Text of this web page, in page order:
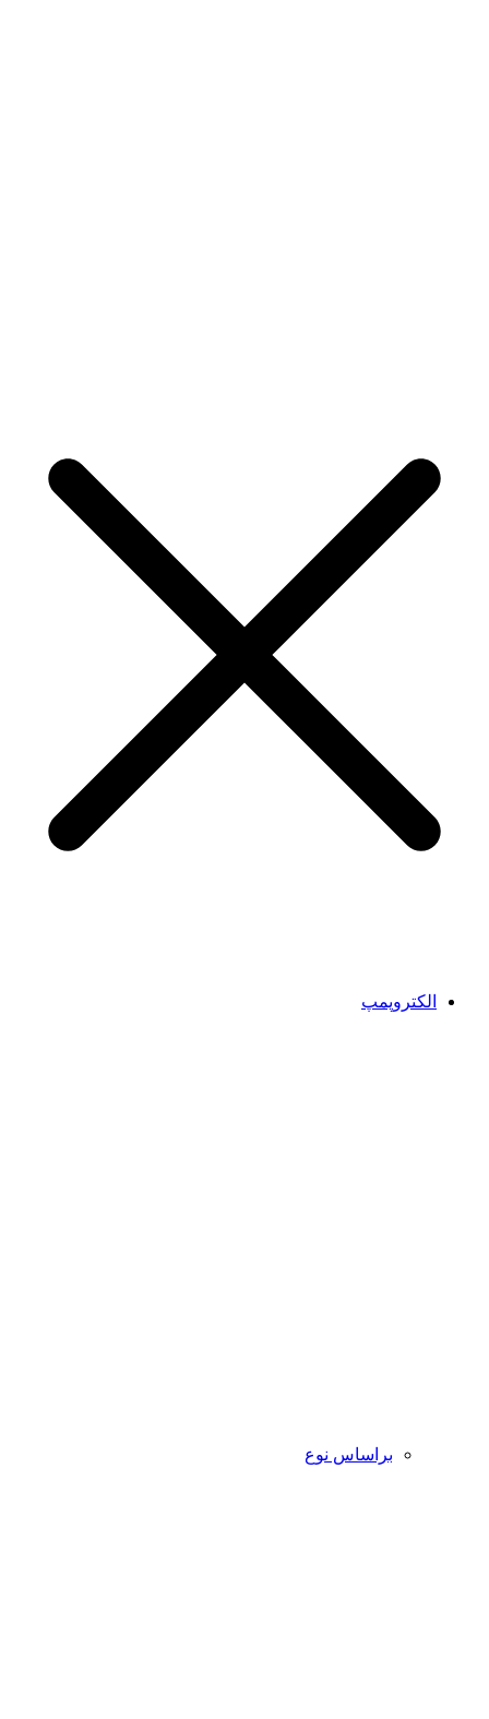
الکتروپمپ
براساس نوع